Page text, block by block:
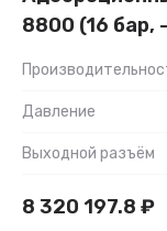
8800 (16 бар,
Давление
Выходной разъём
8 320 197.8 ₽